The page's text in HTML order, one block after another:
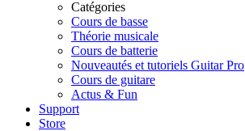
Catégories
Cours de basse
Théorie musicale
Cours de batterie
Nouveautés et tutoriels Guitar Pro
Cours de guitare
Actus & Fun
Support
Store